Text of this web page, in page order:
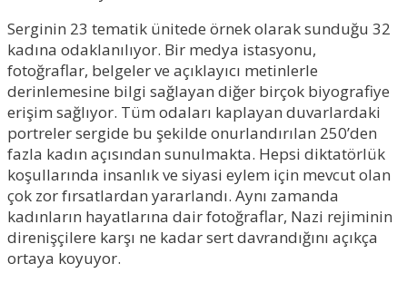
Serginin 23 tematik ünitede örnek olarak sunduğu 32
kadına odaklanılıyor. Bir medya istasyonu,
fotoğraflar, belgeler ve açıklayıcı metinlerle
derinlemesine bilgi sağlayan diğer birçok biyografiye
erişim sağlıyor. Tüm odaları kaplayan duvarlardaki
portreler sergide bu şekilde onurlandırılan 250’den
fazla kadın açısından sunulmakta. Hepsi diktatörlük
koşullarında insanlık ve siyasi eylem için mevcut olan
çok zor fırsatlardan yararlandı. Aynı zamanda
kadınların hayatlarına dair fotoğraflar, Nazi rejiminin
direnişçilere karşı ne kadar sert davrandığını açıkça
ortaya koyuyor.